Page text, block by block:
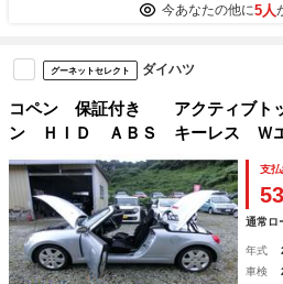
今あなたの他に5人
グーネットセレクト ダイハツ
コペン 保証付き アクティブト
ン ＨＩＤ ＡＢＳ キーレス Ｗ
パワーウィンド 運転席エアバッ
ホイール付 キセノンヘッドラン
付き
支
通常ロ
年式
車検